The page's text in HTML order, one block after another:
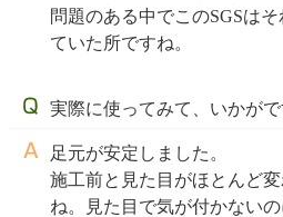
問題のある中でこのSGSは
ていた所ですね。
実際に使ってみて、いかがで
足元が安定しました。
施工前と見た目がほとんど
ね。見た目で気が付かない